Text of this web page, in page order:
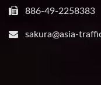
886-49-2258383
sakura@asia-